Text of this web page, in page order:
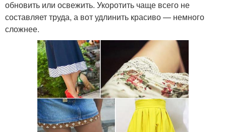
обновить или освежить. Укоротить чаще всего не
составляет труда, а вот удлинить красиво — немного
сложнее.